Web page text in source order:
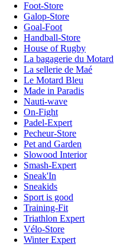
Foot-Store
Galop-Store
Goal-Foot
Handball-Store
House of Rugby
La bagagerie du Motard
La sellerie de Maé
Le Motard Bleu
Made in Paradis
Nauti-wave
On-Fight
Padel-Expert
Pecheur-Store
Pet and Garden
Slowood Interior
Smash-Expert
Sneak'In
Sneakids
Sport is good
Training-Fit
Triathlon Expert
Vélo-Store
Winter Expert